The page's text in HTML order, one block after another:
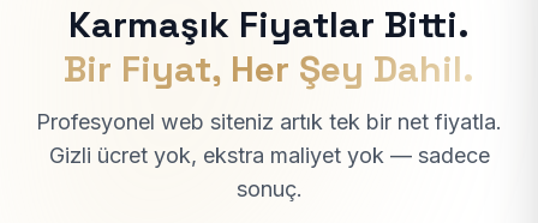
Karmaşık Fiyatlar Bitti.
Bir Fiyat, Her Şey Dahil.
Profesyonel web siteniz artık tek bir net fiyatla.
Gizli ücret yok, ekstra maliyet yok — sadece
sonuç.